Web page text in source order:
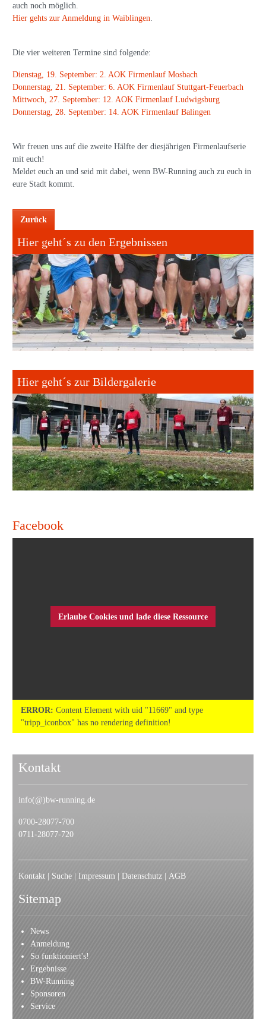
auch noch möglich.
Hier gehts zur Anmeldung in Waiblingen
Die vier weiteren Termine sind folgende:
Dienstag, 19. September: 2. AOK Firmenlauf Mosbach
Donnerstag, 21. September: 6. AOK Firmenlauf Stuttgart-Feuerbach
Mittwoch, 27. September: 12. AOK Firmenlauf Ludwigsburg
Donnerstag, 28. September: 14. AOK Firmenlauf Balingen
Wir freuen uns auf die zweite Hälfte der diesjährigen Firmenlaufserie
mit euch!
Meldet euch an und seid mit dabei, wenn BW-Running auch zu euch in
eure Stadt kommt.
Zurück
Hier geht´s zu den Ergebnissen
Hier geht´s zur Bildergalerie
Facebook
Erlaube Cookies und lade diese Ressource
ERROR: Content Element with uid "11669" and type
"tripp_iconbox" has no rendering definition!
Kontakt
info(@)bw-running.de
0700-28077-700
0711-28077-720
Kontakt Suche Impressum Datenschutz AGB
Sitemap
News
Anmeldung
So funktioniert's!
Ergebnisse
BW-Running
Sponsoren
Service